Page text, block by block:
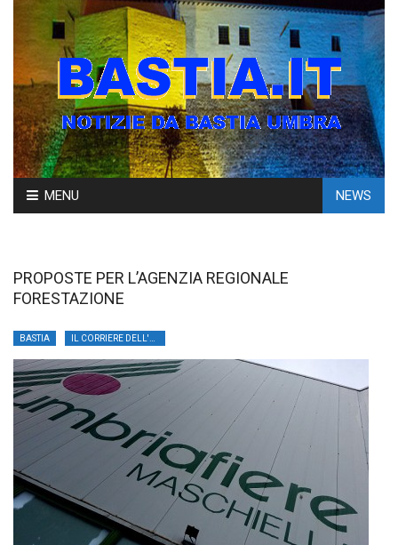
Skip
to
MENU NEWS
PROPOSTE PER L’AGENZIA REGIONALE
FORESTAZIONE
BASTIA